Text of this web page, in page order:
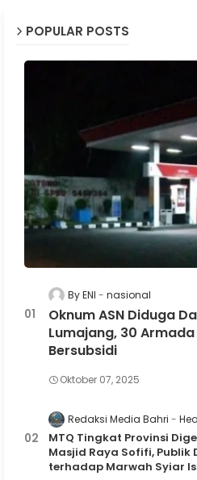
POPULAR POSTS
By ENI nasional
Oknum ASN Diduga
Lumajang, 30
Bersubsidi
Oktober 07, 2025
Redaksi Media Bahri
MTQ Tingkat Provinsi
Masjid Raya Sofifi, Publik
terhadap Marwah Syiar